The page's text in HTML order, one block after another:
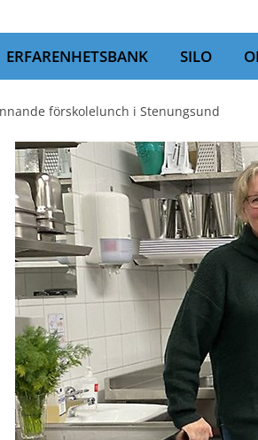
ERFARENHETSBANK SILO
förskolelunch i Stenungsund